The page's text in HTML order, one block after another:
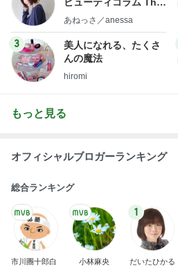
little minimalist's bea
あねっさ／anessa
3
美人になれる、たくさ
んの魔法
hiromi
もっと見る
オフィシャルブロガーランキング
総合ランキング
市川團十郎白
小林麻央
1
だいたひかる